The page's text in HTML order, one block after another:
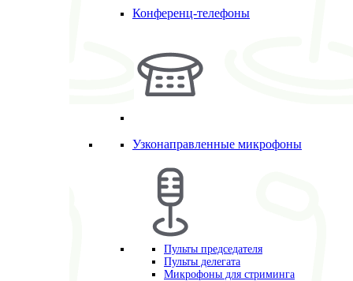
Конференц-телефоны
Узконаправленные микрофоны
Пульты председателя
Пульты делегата
Микрофоны для стриминга